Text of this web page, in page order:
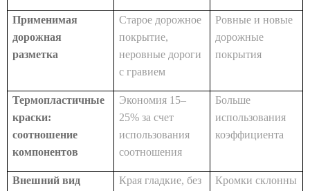
Применимая
дорожная
разметка
Старое дорожное
покрытие,
неровные дороги
с гравием
Ровные и новые
дорожные
покрытия
Термопластичные
краски:
соотношение
компонентов
Экономия 15–
25% за счет
использования
соотношения
Больше
использования
коэффициента
Внешний вид
Края гладкие, без
Кромки склонны